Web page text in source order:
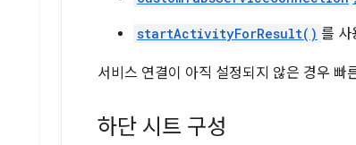
startActivityForResult() 를 사
서비스 연결이 아직 설정되지 않은 경우
하단 시트 구성